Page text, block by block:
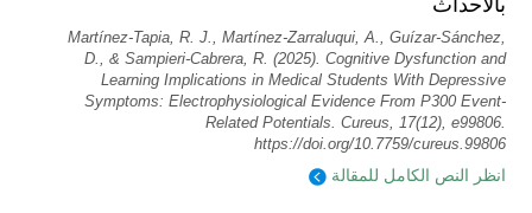
بالأحداث
Martínez-Tapia, R. J., Martínez-Zarraluqui, A., Guízar-Sánchez,
D., & Sampieri-Cabrera, R. (2025). Cognitive Dysfunction and
Learning Implications in Medical Students With Depressive
Symptoms: Electrophysiological Evidence From P300 Event-
Related Potentials. Cureus, 17(12), e99806.
https://doi.org/10.7759/cureus.99806
انظر النص الكامل للمقالة